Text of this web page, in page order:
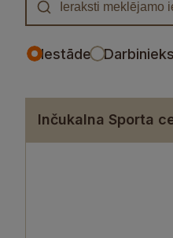
Iestāde Darbinieks
Inčukalna Sporta